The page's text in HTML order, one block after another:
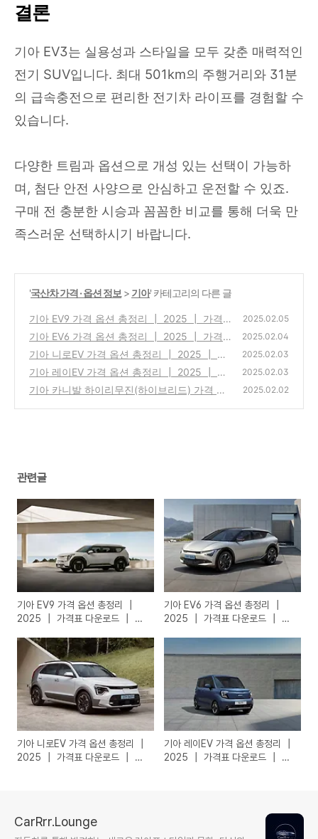
결론
기아 EV3는 실용성과 스타일을 모두 갖춘 매력적인
전기 SUV입니다. 최대 501km의 주행거리와 31분
의 급속충전으로 편리한 전기차 라이프를 경험할 수
있습니다.
다양한 트림과 옵션으로 개성 있는 선택이 가능하
며, 첨단 안전 사양으로 안심하고 운전할 수 있죠.
구매 전 충분한 시승과 꼼꼼한 비교를 통해 더욱 만
족스러운 선택하시기 바랍니다.
'국산차 가격 · 옵션 정보 > 기아' 카테고리의 다른 글
기아 EV9 가격 옵션 총정리 ┃ 2025 ┃ 가격
표 다운로드 ┃ 카탈로그 다운로드
(0)
2025.02.05
기아 EV6 가격 옵션 총정리 ┃ 2025 ┃ 가격
표 다운로드 ┃ 카탈로그 다운로드
(0)
2025.02.04
기아 니로EV 가격 옵션 총정리 ┃ 2025 ┃ 가
격표 다운로드 ┃ 카탈로그 다운로드
(0)
2025.02.03
기아 레이EV 가격 옵션 총정리 ┃ 2025 ┃ 가
격표 다운로드 ┃ 카탈로그 다운로드
(0)
2025.02.03
기아 카니발 하이리무진(하이브리드) 가격 옵
2025.02.02
관련글
기아 EV9 가격 옵션 총정리 ┃
2025 ┃ 가격표 다운로드 ┃ 카
기아 EV6 가격 옵션 총정리 ┃
2025 ┃ 가격표 다운로드 ┃ 카
기아 니로EV 가격 옵션 총정리 ┃
2025 ┃ 가격표 다운로드 ┃ 카
기아 레이EV 가격 옵션 총정리 ┃
2025 ┃ 가격표 다운로드 ┃ 카
CarRrr.Lounge